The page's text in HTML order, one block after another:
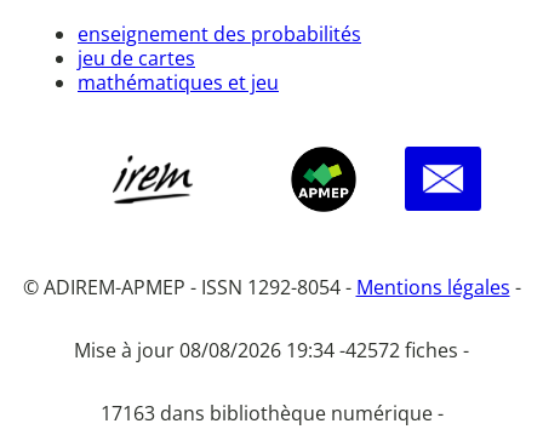
enseignement des probabilités
jeu de cartes
mathématiques et jeu
© ADIREM-APMEP - ISSN 1292-8054 - Mentions légales -
Mise à jour 08/08/2026 19:34 -42572 fiches -
17163 dans bibliothèque numérique -